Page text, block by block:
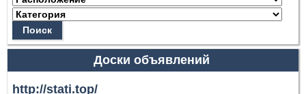
Поиск
Доски объявлений
http://stati.top/